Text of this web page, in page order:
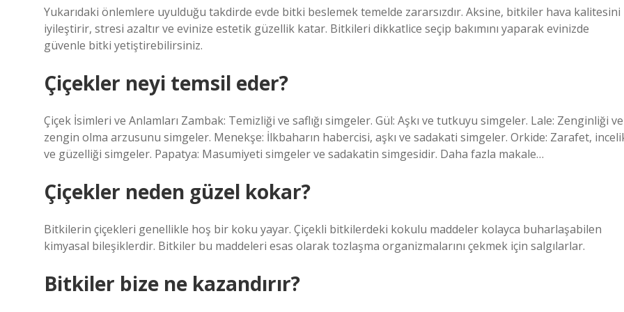
Yukarıdaki önlemlere uyulduğu takdirde evde bitki beslemek temelde zararsızdır. Aksine, bitkiler hava kalitesini
iyileştirir, stresi azaltır ve evinize estetik güzellik katar. Bitkileri dikkatlice seçip bakımını yaparak evinizde
güvenle bitki yetiştirebilirsiniz.
Çiçekler neyi temsil eder?
Çiçek İsimleri ve Anlamları Zambak: Temizliği ve saflığı simgeler. Gül: Aşkı ve tutkuyu simgeler. Lale: Zenginliği ve
zengin olma arzusunu simgeler. Menekşe: İlkbaharın habercisi, aşkı ve sadakati simgeler. Orkide: Zarafet,
ve güzelliği simgeler. Papatya: Masumiyeti simgeler ve sadakatin simgesidir. Daha fazla makale…
Çiçekler neden güzel kokar?
Bitkilerin çiçekleri genellikle hoş bir koku yayar. Çiçekli bitkilerdeki kokulu maddeler kolayca buharlaşabilen
kimyasal bileşiklerdir. Bitkiler bu maddeleri esas olarak tozlaşma organizmalarını çekmek için salgılarlar.
Bitkiler bize ne kazandırır?